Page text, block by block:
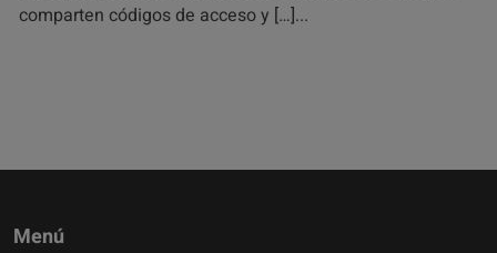
comparten códigos de acceso y […]
Menú